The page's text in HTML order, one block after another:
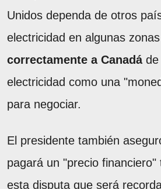
Unidos dependa de otros
electricidad en algunas
correctamente a Canadáde
electricidad como una
para negociar.
El presidente también
pagará un "precio
esta disputa que será